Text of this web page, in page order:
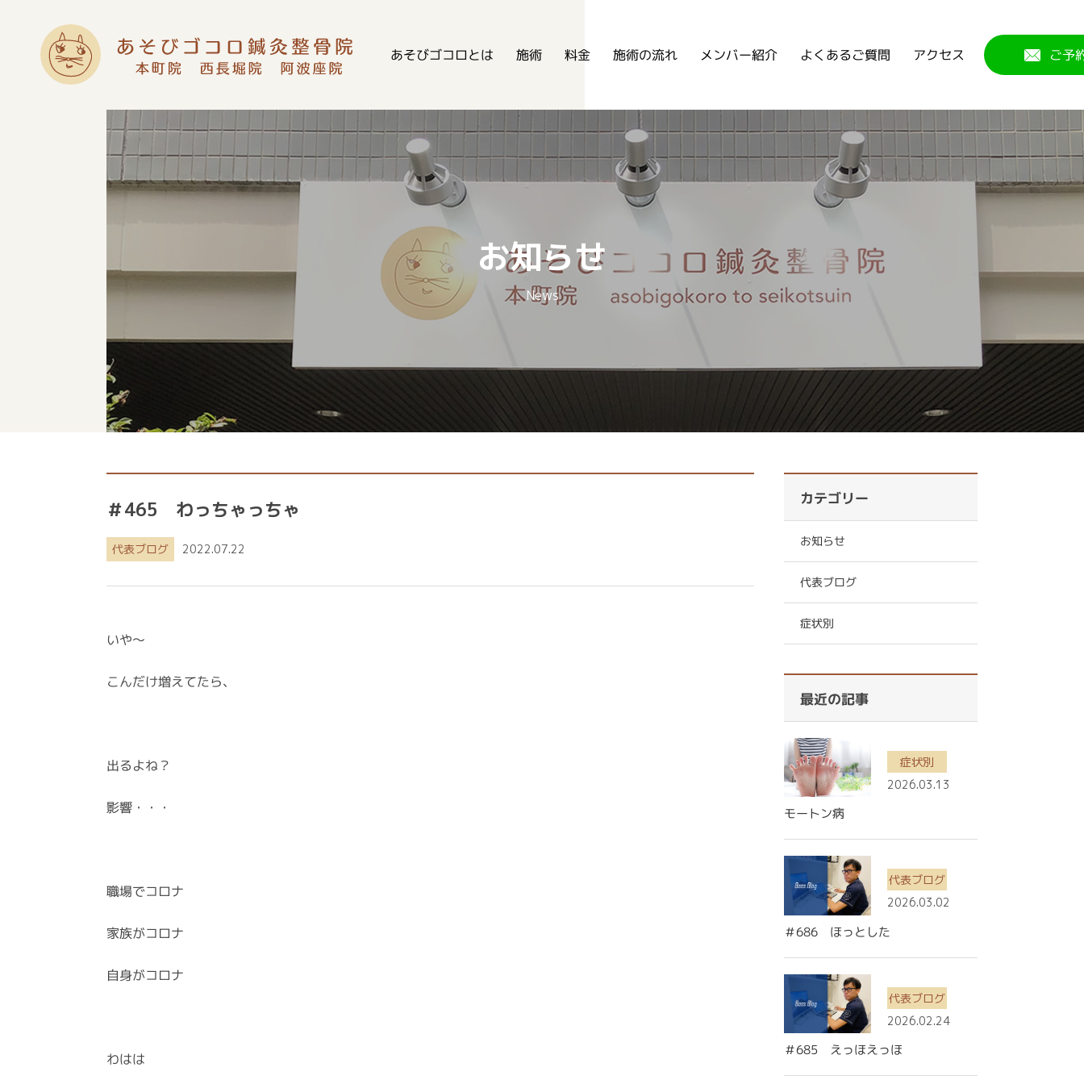
あそびゴコロとは 施術 料金 施術の流れ メンバー紹介 よくあるご質問 アクセス ご予
お知らせ
News
＃465 わっちゃっちゃ
代表ブログ 2022.07.22
いや〜
こんだけ増えてたら、
出るよね？
影響・・・
職場でコロナ
家族がコロナ
自身がコロナ
わはは
カテゴリー
お知らせ
代表ブログ
症状別
最近の記事
症状別
2026.03.13
モートン病
代表ブログ
2026.03.02
＃686 ほっとした
代表ブログ
2026.02.24
＃685 えっほえっほ